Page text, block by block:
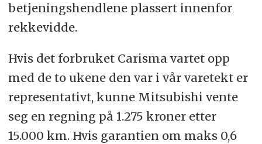
betjeningshendlene plassert innenfor
rekkevidde.
Hvis det forbruket Carisma vartet opp
med de to ukene den var i vår varetekt er
representativt, kunne Mitsubishi vente
seg en regning på 1.275 kroner etter
15.000 km. Hvis garantien om maks 0,6